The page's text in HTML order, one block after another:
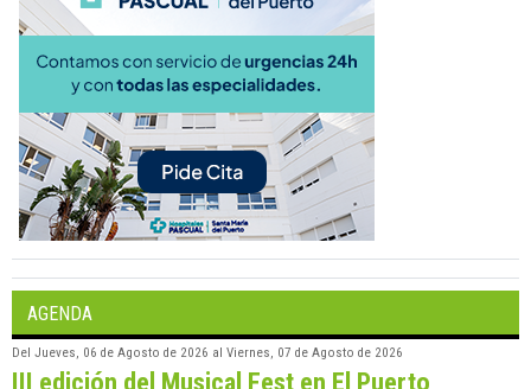
AGENDA
Del Jueves, 06 de Agosto de 2026 al Viernes, 07 de Agosto de 2026
III edición del Musical Fest en El Puerto